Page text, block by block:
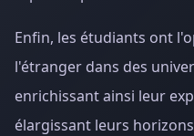
Enfin, les étudiants ont
l'étranger dans des
enrichissant ainsi leur
élargissant leurs